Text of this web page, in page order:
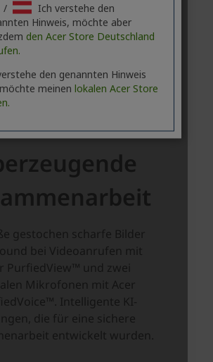
/
Ich verstehe den
Hinweis, möchte aber
den Acer Store Deutschland
den genannten Hinweis
meinen lokalen Acer Store